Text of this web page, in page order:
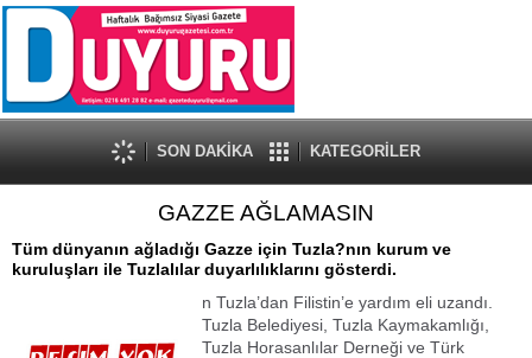
SON DAKİKA KATEGORİLER
GAZZE AĞLAMASIN
Tüm dünyanın ağladığı Gazze için Tuzla?nın kurum ve
kuruluşları ile Tuzlalılar duyarlılıklarını gösterdi.
n Tuzla’dan Filistin’e yardım eli uzandı.
Tuzla Belediyesi, Tuzla Kaymakamlığı,
Tuzla Horasanlılar Derneği ve Türk